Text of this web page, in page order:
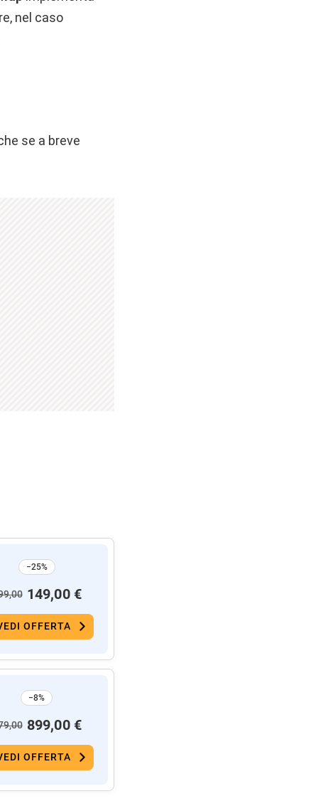
nel caso
se a breve
−25%
149,00 €
OFFERTA
−8%
899,00 €
OFFERTA